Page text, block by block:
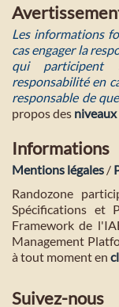
Les informations
cas engager la
qui participent
responsabilité en
responsable de
propos des
Informations
Mentions légales /
Randozone
Spécifications et
Framework de
Management
à tout moment en
Suivez-nous